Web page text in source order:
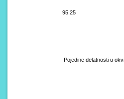
95.25
Pojedine delatnosti u